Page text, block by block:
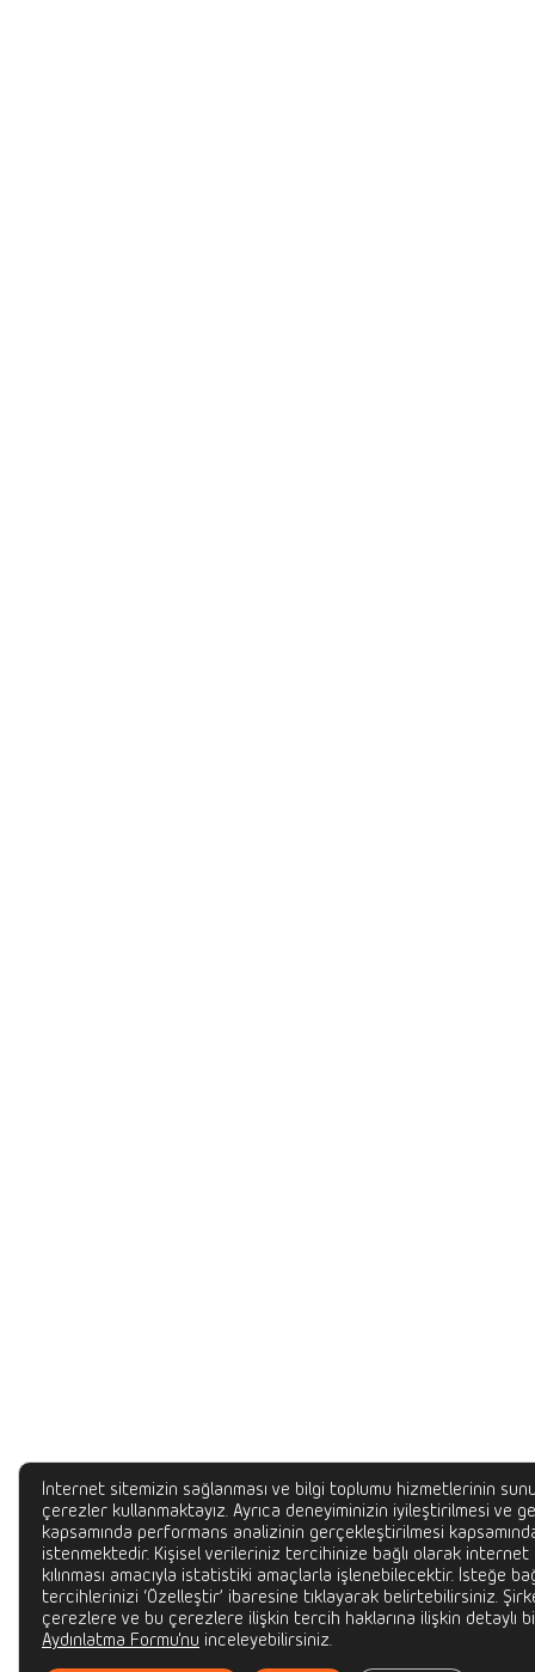
İnternet sitemizin sağlanması ve bilgi toplumu hizmetlerinin
çerezler kullanmaktayız. Ayrıca deneyiminizin iyileştirilmesi ve
kapsamında performans analizinin gerçekleştirilmesi
istenmektedir. Kişisel verileriniz tercihinize bağlı olarak internet
kılınması amacıyla istatistiki amaçlarla işlenebilecektir. İsteğe
tercihlerinizi ‘Özelleştir’ ibaresine tıklayarak belirtebilirsiniz.
çerezlere ve bu çerezlere ilişkin tercih haklarına ilişkin detaylı
Aydınlatma Formu'nu inceleyebilirsiniz.